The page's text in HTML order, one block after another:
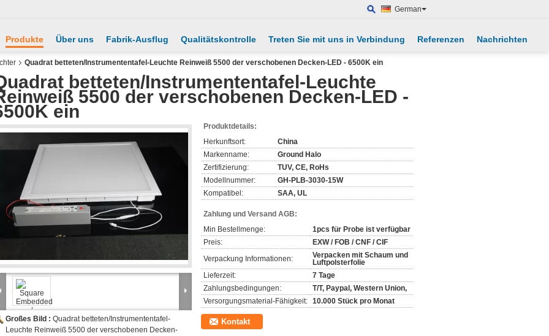
German
Produkte Über uns Fabrik-Ausflug Qualitätskontrolle Treten Sie mit uns in Verbindung Referenzen Nachrichten
Quadrat betteten/Instrumententafel-Leuchte Reinweiß 5500 der verschobenen Decken-LED - 6500K ein
betteten/Instrumententafel-Leuchte
5500 der verschobenen Decken-LED -
ein
Großes Bild : Quadrat betteten/Instrumententafel-
Leuchte Reinweiß 5500 der verschobenen Decken-
Produktdetails:
Herkunftsort:
China
Markenname:
Ground Halo
Zertifizierung:
TUV, CE, RoHs
Modellnummer:
GH-PLB-3030-15W
Kompatibel:
SAA, UL
Zahlung und Versand AGB:
Min Bestellmenge:
1pcs für Probe ist verfügbar
Preis:
EXW / FOB / CNF / CIF
Verpackung Informationen:
Verpacken mit Schaum und
Luftpolsterfolie
Lieferzeit:
7 Tage
Zahlungsbedingungen:
T/T, Paypal, Western Union,
Versorgungsmaterial-Fähigkeit: 10.000 Stück pro Monat
Kontakt